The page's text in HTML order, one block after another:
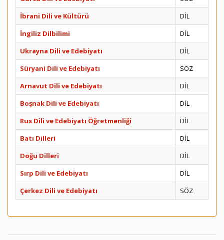
İbrani Dili ve Kültürü
DİL
İngiliz Dilbilimi
DİL
Ukrayna Dili ve Edebiyatı
DİL
Süryani Dili ve Edebiyatı
SÖZ
Arnavut Dili ve Edebiyatı
DİL
Boşnak Dili ve Edebiyatı
DİL
Rus Dili ve Edebiyatı Öğretmenliği
DİL
Batı Dilleri
DİL
Doğu Dilleri
DİL
Sırp Dili ve Edebiyatı
DİL
Çerkez Dili ve Edebiyatı
SÖZ